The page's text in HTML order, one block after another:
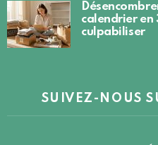
calendrier en
culpabiliser
SUIVEZ-NOUS